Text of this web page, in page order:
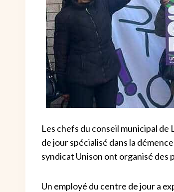
Les chefs du conseil municipal
de jour spécialisé dans la
syndicat Unison ont organisé des
Un employé du centre de jour a